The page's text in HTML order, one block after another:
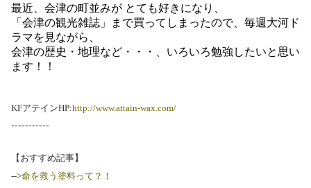
最近、会津の町並みが とても好きになり、
「会津の観光雑誌」まで買ってしまったので、毎週大河ド
ラマを見ながら、
会津の歴史・地理など・・・、いろいろ勉強したいと思い
ます！！
KFアテインHP:http://www.attain-wax.com/
-----------
【おすすめ記事】
-->命を救う塗料って？！